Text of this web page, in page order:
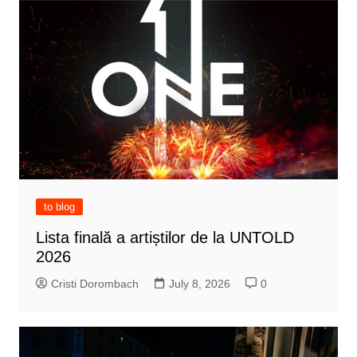
to blog
Lista finală a artiștilor de la UNTOLD
2026
Cristi Dorombach July 8, 2026 0